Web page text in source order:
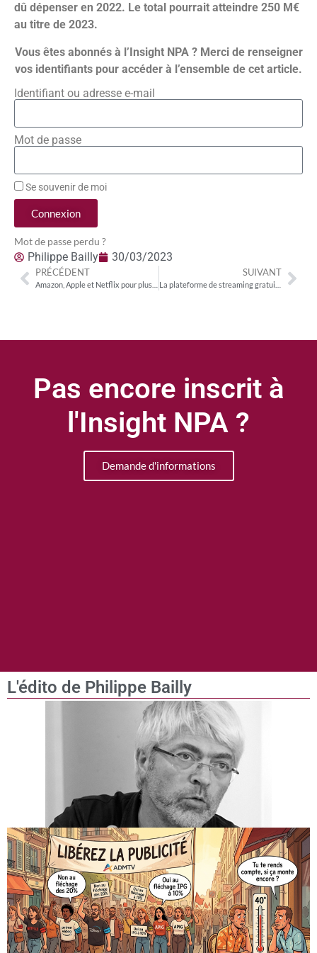
dû dépenser en 2022. Le total pourrait atteindre 250 M€
au titre de 2023.
Vous êtes abonnés à l’Insight NPA ? Merci de renseigner
vos identifiants pour accéder à l’ensemble de cet article.
Identifiant ou adresse e-mail
Mot de passe
Se souvenir de moi
Connexion
Mot de passe perdu ?
Philippe Bailly 30/03/2023
PRÉCÉDENT SUIVANT
Pas encore inscrit à
l'Insight NPA ?
Demande d'informations
L'édito de Philippe Bailly